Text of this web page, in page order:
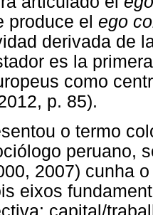
produce el ego
derivada de
es la
como
p. 85).
o termo
peruano,
2007) cunha
eixos
capital/